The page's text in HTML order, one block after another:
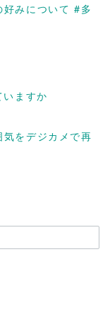
好みについて #多
ますか
をデジカメで再